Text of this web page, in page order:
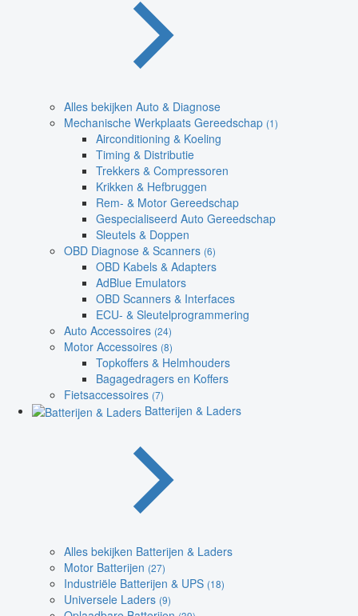
Alles bekijken Auto & Diagnose
Mechanische Werkplaats Gereedschap (1)
Airconditioning & Koeling
Timing & Distributie
Trekkers & Compressoren
Krikken & Hefbruggen
Rem- & Motor Gereedschap
Gespecialiseerd Auto Gereedschap
Sleutels & Doppen
OBD Diagnose & Scanners (6)
OBD Kabels & Adapters
AdBlue Emulators
OBD Scanners & Interfaces
ECU- & Sleutelprogrammering
Auto Accessoires (24)
Motor Accessoires (8)
Topkoffers & Helmhouders
Bagagedragers en Koffers
Fietsaccessoires (7)
Batterijen & Laders
Alles bekijken Batterijen & Laders
Motor Batterijen (27)
Industriële Batterijen & UPS (18)
Universele Laders (9)